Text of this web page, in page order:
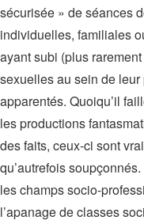
sécurisée » de séances
individuelles, familiales
ayant subi (plus
sexuelles au sein de
apparentés. Quoiqu’il
les productions
des faits, ceux-ci sont
qu’autrefois
les champs socio-
l’apanage de classes